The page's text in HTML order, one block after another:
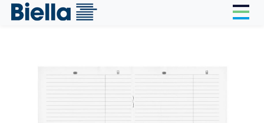
Cookie-Einstellungen